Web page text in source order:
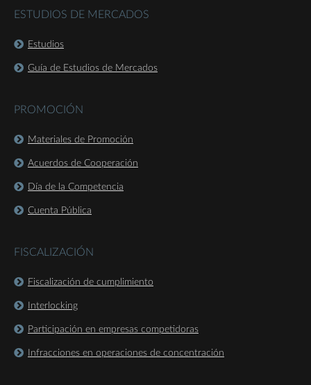
ESTUDIOS DE MERCADOS
Estudios
Guía de Estudios de Mercados
PROMOCIÓN
Materiales de Promoción
Acuerdos de Cooperación
Día de la Competencia
Cuenta Pública
FISCALIZACIÓN
Fiscalización de cumplimiento
Interlocking
Participación en empresas competidoras
Infracciones en operaciones de concentración